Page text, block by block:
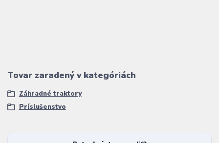
Tovar zaradený v kategóriách
Záhradné traktory
Príslušenstvo